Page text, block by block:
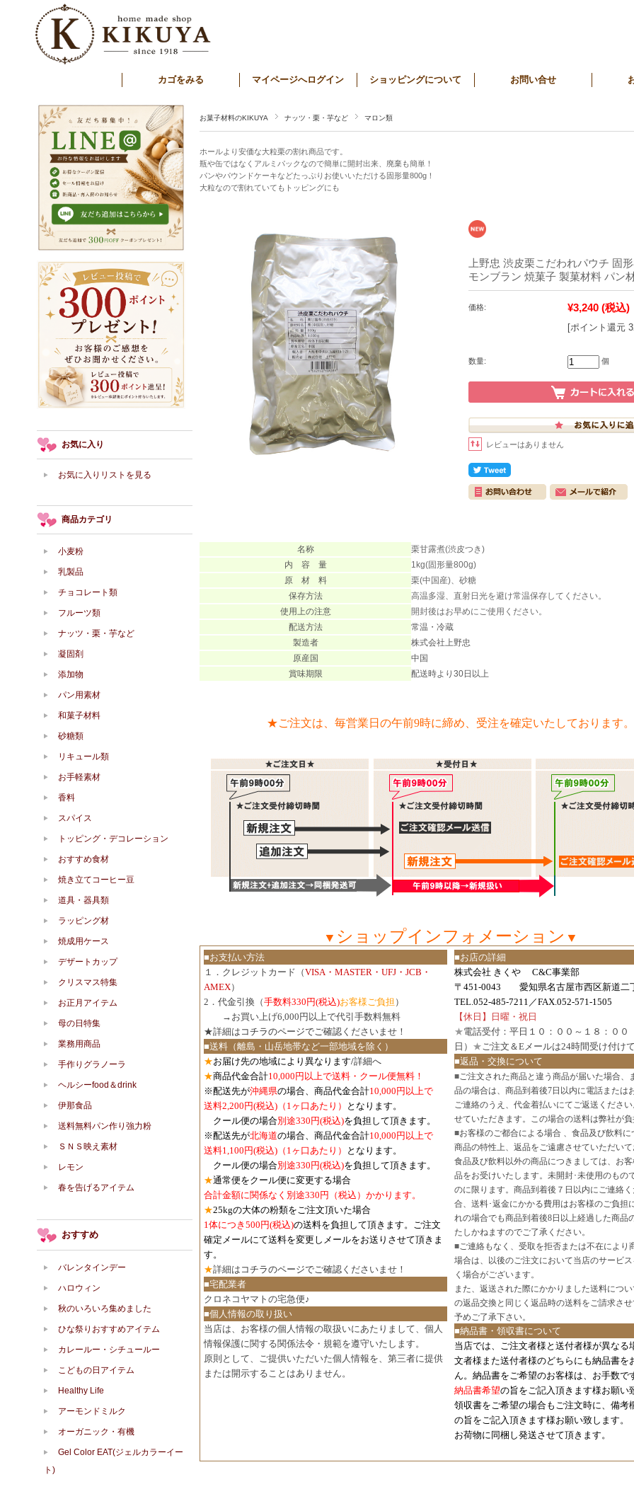
カゴをみる マイページへログイン ショッピングについて お問い合せ
お菓子材料のKIKUYA ナッツ・栗・芋など マロン類
ホールより安価な大粒栗の割れ商品です。
瓶や缶ではなくアルミパックなので簡単に開封出来、廃棄も簡単！
パンやパウンドケーキなどたっぷりお使いいただける固形量800g！
大粒なので割れていてもトッピングにも
上野忠 渋皮栗こだわれパウチ 固
モンブラン 焼菓子 製菓材料 パン
価格: ¥3,240 (税込)
[ポイント還元
数量: 個
レビューはありません
名称
栗甘露煮(渋皮つき)
内 容 量
1kg(固形量800g)
原 材 料
栗(中国産)、砂糖
保存方法
高温多湿、直射日光を避け常温保存してください。
使用上の注意
開封後はお早めにご使用ください。
配送方法
常温・冷蔵
製造者
株式会社上野忠
原産国
中国
賞味期限
配送時より30日以上
★ご注文は、毎営業日の午前9時に締め、受注を確定いたしております。
▼ ショップインフォメーション ▼
■お支払い方法
１．クレジットカード（VISA・MASTER・UFJ・JCB・
AMEX）
2．代金引換（手数料330円(税込)お客様ご負担 ）
→お買い上げ6,000円以上で代引手数料無料
★詳細は コチラのページでご確認 くださいませ！
■送料（離島・山岳地帯など一部地域を除く）
★お届け先の地域により異なります/詳細へ
★商品代金合計10,000円以上で送料・クール便無料！
※配送先が沖縄県の場合、商品代金合計10,000円以上で
送料2,200円(税込)（1ヶ口あたり）
となります。
クール便の場合別途330円(税込)を負担して頂きます。
※配送先が北海道の場合、商品代金合計10,000円以上で
送料1,100円(税込) （1ヶ口あたり）
となります。
クール便の場合別途330円(税込)を負担して頂きます。
★通常便をクール便に変更する場合
合計金額に関係なく別途330円（税込）かかります。
★25kgの大体の粉類をご注文頂いた場合
1体につき500円(税込)の送料を負担して頂きます。ご注文
確定メールにて送料を変更しメールをお送りさせて頂きま
す。
★詳細は コチラのページでご確認 くださいませ！
■宅配業者
クロネコヤマトの宅急便♪
■個人情報の取り扱い
当店は、お客様の個人情報の取扱いにあたりまして、個人
情報保護に関する関係法令・規範を遵守いたします。
原則として、ご提供いただいた個人情報を、第三者に提供
または開示することはありません。
■お店の詳細
株式会社 きくや C&C事業部
〒451-0043 愛知県名古屋市西区新道二
TEL.052-485-7211／FAX.052-571-1505
【休日】日曜・祝日
★電話受付：平日１０：００～１８：００
日） ★ご注文＆Eメールは24時間受け付け
■返品・交換について
■ご注文された商品と違う商品が届いた場合、
品の場合は、商品到着後7日以内に電話または
ご連絡のうえ、代金着払いにてご返送くださ
せていただきます。この場合の送料は弊社が
■お客様のご都合による場合 、食品及び飲料
商品の特性上、返品をご遠慮させていただい
食品及び飲料以外の商品につきましては、お
品をお受けいたします。未開封･未使用のもの
のに限ります。商品到着後７日以内にご連絡
合、送料･返金にかかる費用はお客様のご負担
れの場合でも商品到着後8日以上経過した商品
たしかねますのでご了承ください。
■ご連絡もなく、受取を拒否または不在により
場合は、以後のご注文において当店のサービ
く場合がございます。
また、返送された際にかかりました送料につ
の返品交換と同じく返品時の送料をご請求さ
予めご了承下さい。
■納品書・領収書について
当店では、ご注文者様と送付者様が異なる
文者様また送付者様のどちらにも納品書を
ん。納品書をご希望のお客様は、お手数で
納品書希望の旨をご記入頂きます様お願い
領収書をご希望の場合もご注文時に、備考
の旨をご記入頂きます様お願い致します。
お荷物に同梱し発送させて頂きます。
お気に入り
お気に入りリストを見る
商品カテゴリ
小麦粉
乳製品
チョコレート類
フルーツ類
ナッツ・栗・芋など
凝固剤
添加物
パン用素材
和菓子材料
砂糖類
リキュール類
お手軽素材
香料
スパイス
トッピング・デコレーション
おすすめ食材
焼き立てコーヒー豆
道具・器具類
ラッピング材
焼成用ケース
デザートカップ
クリスマス特集
お正月アイテム
母の日特集
業務用商品
手作りグラノーラ
ヘルシーfood＆drink
伊那食品
送料無料パン作り強力粉
ＳＮＳ映え素材
レモン
春を告げるアイテム
おすすめ
バレンタインデー
ハロウィン
秋のいろいろ集めました
ひな祭りおすすめアイテム
カレールー・シチュールー
こどもの日アイテム
Healthy Life
アーモンドミルク
オーガニック・有機
Gel Color EAT(ジェルカラーイー
ト)